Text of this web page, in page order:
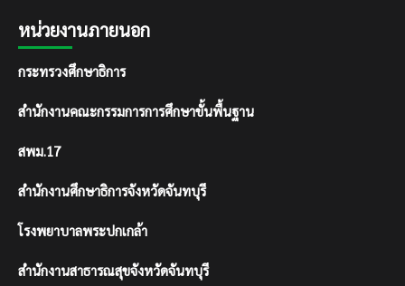
หน่วยงานภายนอก
กระทรวงศึกษาธิการ
สำนักงานคณะกรรมการการศึกษาขั้นพื้นฐาน
สพม.17
สำนักงานศึกษาธิการจังหวัดจันทบุรี
โรงพยาบาลพระปกเกล้า
สำนักงานสาธารณสุขจังหวัดจันทบุรี